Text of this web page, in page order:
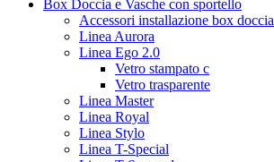
Box Doccia e Vasche con sportello
Accessori installazione box doccia
Linea Aurora
Linea Ego 2.0
Vetro stampato c
Vetro trasparente
Linea Master
Linea Royal
Linea Stylo
Linea T-Special